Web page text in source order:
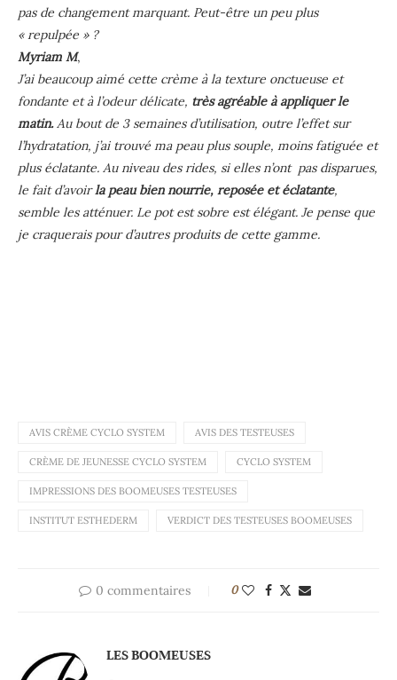
pas de changement marquant. Peut-être un peu plus
« repulpée » ?
Myriam M,
J’ai beaucoup aimé cette crème à la texture onctueuse et
fondante et à l’odeur délicate, très agréable à appliquer le
matin.Au bout de 3 semaines d’utilisation, outre l’effet sur
l’hydratation, j’ai trouvé ma peau plus souple, moins fatiguée et
plus éclatante. Au niveau des rides, si elles n’ont pas disparues,
le fait d’avoirla peau bien nourrie, reposée et éclatante,
semble les atténuer. Le pot est sobre est élégant. Je pense que
je craquerais pour d’autres produits de cette gamme.
AVIS CRÈME CYCLO SYSTEM AVIS DES TESTEUSES
CRÈME DE JEUNESSE CYCLO SYSTEM CYCLO SYSTEM
IMPRESSIONS DES BOOMEUSES TESTEUSES
INSTITUT ESTHEDERM VERDICT DES TESTEUSES BOOMEUSES
0 commentaires 0
LES BOOMEUSES